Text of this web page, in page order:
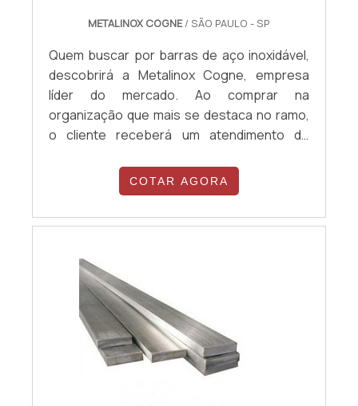
METALINOX COGNE/ SÃO PAULO - SP
Quem buscar por barras de aço inoxidável,
descobrirá a Metalinox Cogne, empresa
líder do mercado. Ao comprar na
organização que mais se destaca no ramo,
o cliente receberá um atendimento de
produtos que solucionem qualquer
demanda. Quando a necessidade é barras
de aço inoxidável, com a equipe da Metalinox
e diversas opções de pagamento
disponíveis.MAIS D...
COTAR AGORA